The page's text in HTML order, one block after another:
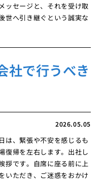
ッセージと、それを受け取
世へ引き継ぐという誠実な
社で行うべき
2026.05.05
は、緊張や不安を感じるも
復帰を左右します。出社し
拶です。自席に座る前に上
いただき、ご迷惑をおかけ